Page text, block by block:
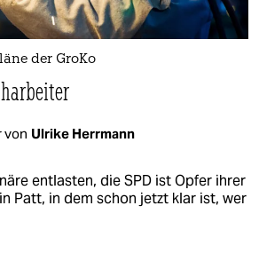
der GroKo
von Ulrike Herrmann
entlasten, die SPD ist Opfer ihrer
Patt, in dem schon jetzt klar ist, wer